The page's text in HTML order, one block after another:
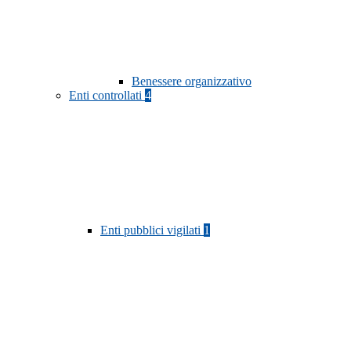
Benessere organizzativo
Enti controllati 4
Enti pubblici vigilati 1